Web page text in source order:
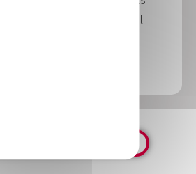
environnement multicanal.